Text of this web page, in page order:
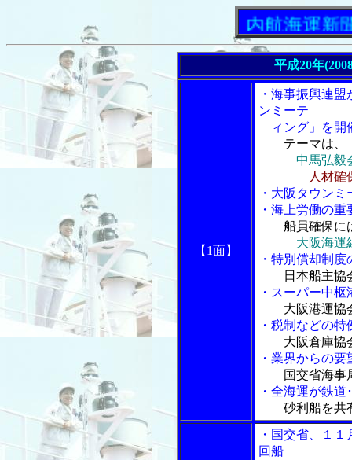
「内航海運新聞」
平成20年
【1面】
・海事振興連
ンミーテ
ィング」を開
テーマは、
中馬弘毅
人材確
・大阪タウン
・海上労働の
船員確保に
大阪海
・特別償却制
日本船主
・スーパー中
大阪港運
・税制などの
大阪倉庫
・業界からの
国交省海
・全海運が鉄
砂利船を共
・国交省、１
回船